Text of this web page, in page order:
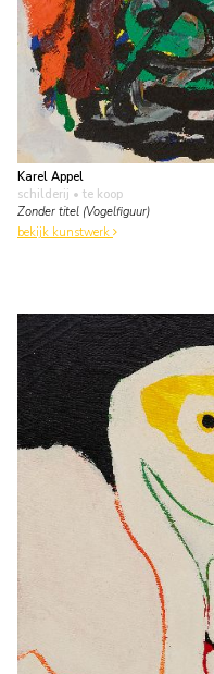
Karel Appel
schilderij • te koop
Zonder titel (Vogelfiguur)
bekijk kunstwerk